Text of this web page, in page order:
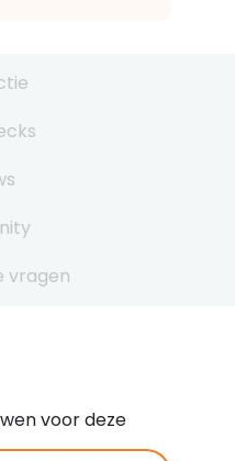
vragen
voor deze